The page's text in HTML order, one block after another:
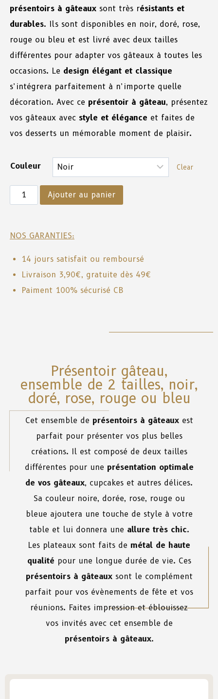
présentoirs à gâteaux sont très résistants et
durables. Ils sont disponibles en noir, doré, rose,
rouge ou bleu et est livré avec deux tailles
différentes pour adapter vos gâteaux à toutes les
occasions. Le design élégant et classique
s’intégrera parfaitement à n’importe quelle
décoration. Avec ce présentoir à gâteau, présentez
vos gâteaux avec style et élégance et faites de
vos desserts un mémorable moment de plaisir.
Couleur Clear
Ajouter au panier
NOS GARANTIES:
14 jours satisfait ou remboursé
Livraison 3,90€, gratuite dès 49€
Paiment 100% sécurisé CB
Présentoir gâteau,
ensemble de 2 tailles, noir,
doré, rose, rouge ou bleu
Cet ensemble de présentoirs à gâteauxest
parfait pour présenter vos plus belles
créations. Il est composé de deux tailles
différentes pour une présentation optimale
de vos gâteaux, cupcakes et autres délices.
Sa couleur noire, dorée, rose, rouge ou
bleue ajoutera une touche de style à votre
table et lui donnera une allure très chic.
Les plateaux sont faits de métal de haute
qualité pour une longue durée de vie. Ces
présentoirs à gâteauxsont le complément
parfait pour vos évènements de fête et vos
réunions. Faites impression et éblouissez
vos invités avec cet ensemble de
présentoirs à gâteaux.